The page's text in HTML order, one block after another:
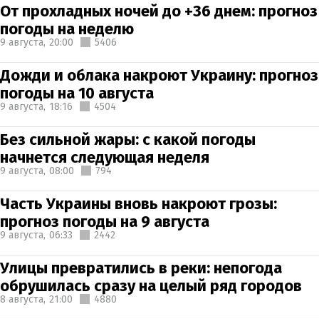
От прохладных ночей до +36 днем: прогноз
погоды на неделю
9 августа, 20:00 5406
Дожди и облака накроют Украину: прогноз
погоды на 10 августа
9 августа, 18:16 4504
Без сильной жары: с какой погоды
начнется следующая неделя
9 августа, 08:00 794
Часть Украины вновь накроют грозы:
прогноз погоды на 9 августа
9 августа, 06:33 2442
Улицы превратились в реки: непогода
обрушилась сразу на целый ряд городов
8 августа, 21:00 4880